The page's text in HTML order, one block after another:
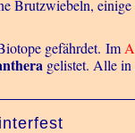
Brutzwiebeln, einige
gefährdet. Im
gelistet. Alle in